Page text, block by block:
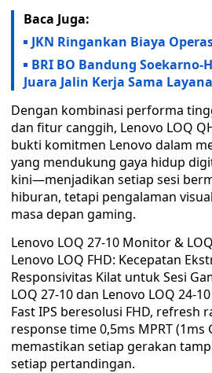
Baca Juga:
JKN Ringankan Biaya
BRI BO Bandung Soekarno-
Juara Jalin Kerja Sama
Dengan kombinasi performa
dan fitur canggih, Lenovo LOQ
bukti komitmen Lenovo dalam
yang mendukung gaya hidup
kini—menjadikan setiap sesi
hiburan, tetapi pengalaman
masa depan gaming.
Lenovo LOQ 27-10 Monitor &
Lenovo LOQ FHD: Kecepatan
Responsivitas Kilat untuk Sesi
LOQ 27‑10 dan Lenovo LOQ
Fast IPS beresolusi FHD, refresh
response time 0,5ms MPRT (1ms
memastikan setiap gerakan
setiap pertandingan.